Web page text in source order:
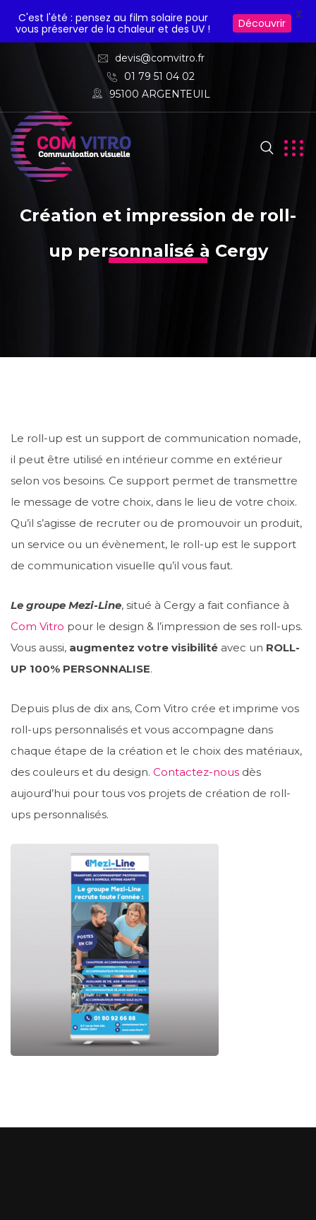
devis@comvitro.fr
01 79 51 04 02
95100 ARGENTEUIL
Création et impression de roll-
up personnalisé à Cergy
Le roll-up est un support de communication nomade,
il peut être utilisé en intérieur comme en extérieur
selon vos besoins. Ce support permet de transmettre
le message de votre choix, dans le lieu de votre choix.
Qu’il s’agisse de recruter ou de promouvoir un produit,
un service ou un évènement, le roll-up est le support
de communication visuelle qu’il vous faut.
Le groupe Mezi-Line, situé à Cergy a fait confiance à
Com Vitro pour le design & l’impression de ses roll-ups.
Vous aussi, augmentez votre visibilité avec un ROLL-
UP 100% PERSONNALISE.
Depuis plus de dix ans, Com Vitro crée et imprime vos
roll-ups personnalisés et vous accompagne dans
chaque étape de la création et le choix des matériaux,
des couleurs et du design. Contactez-nous dès
aujourd’hui pour tous vos projets de création de roll-
ups personnalisés.
C'est l'été : pensez au film solaire pour
vous préserver de la chaleur et des UV !
Découvrir
X